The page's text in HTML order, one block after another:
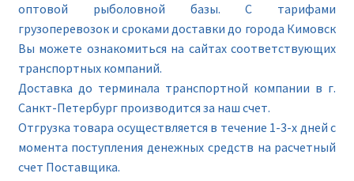
оптовой рыболовной базы. С тарифами
грузоперевозок и сроками доставки до города Кимовск
Вы можете ознакомиться на сайтах соответствующих
транспортных компаний.
Доставка до терминала транспортной компании в г.
Санкт-Петербург производится за наш счет.
Отгрузка товара осуществляется в течение 1-3-х дней с
момента поступления денежных средств на расчетный
счет Поставщика.